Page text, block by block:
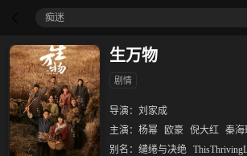
痴迷
生万物
剧情
导演： 刘家成
主演： 杨幂 欧豪 倪大红 秦海
别名： 缱绻与决绝